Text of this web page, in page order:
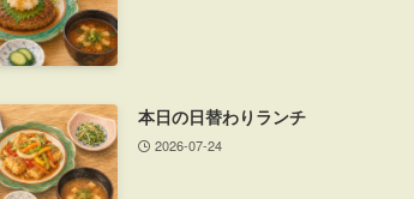
本日の日替わりランチ
2026-07-24